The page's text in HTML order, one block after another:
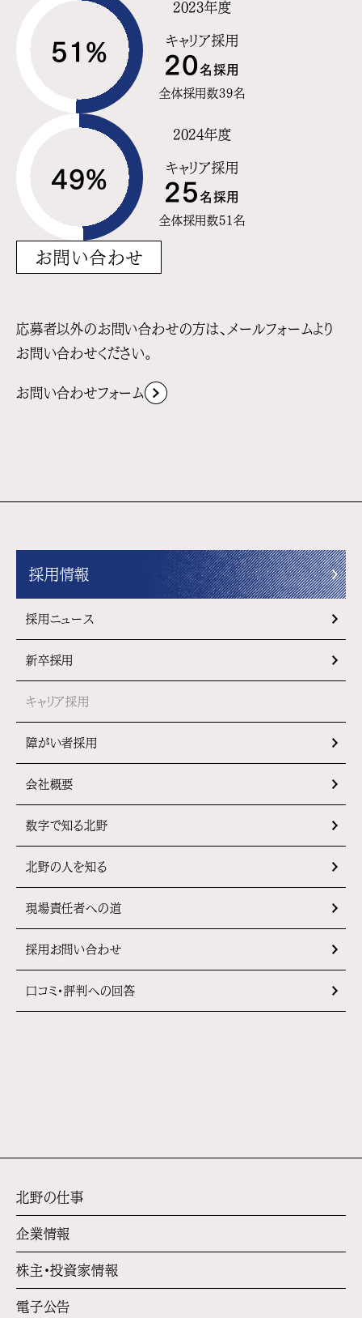
2023年度
51% キャリア採用
20名採用
全体採用数39名
2024年度
49% キャリア採用
25名採用
全体採用数51名
お問い合わせ
応募者以外のお問い合わせの方は、メールフォームより
お問い合わせください。
お問い合わせフォーム
採用情報
採用ニュース
新卒採用
キャリア採用
障がい者採用
会社概要
数字で知る北野
北野の人を知る
現場責任者への道
採用お問い合わせ
口コミ・評判への回答
北野の仕事
企業情報
株主・投資家情報
電子公告